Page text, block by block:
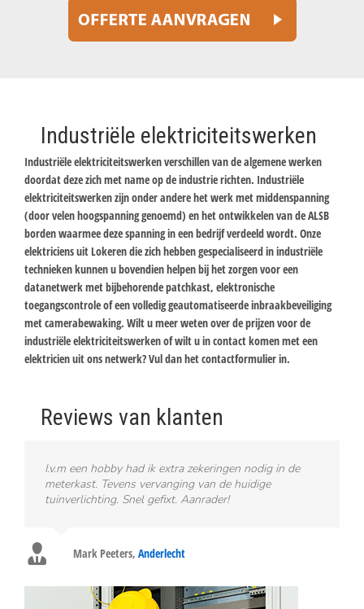
Industriële elektriciteitswerken
Industriële elektriciteitswerken verschillen van de algemene werken
doordat deze zich met name op de industrie richten. Industriële
elektriciteitswerken zijn onder andere het werk met middenspanning
(door velen hoogspanning genoemd) en het ontwikkelen van de ALSB
borden waarmee deze spanning in een bedrijf verdeeld wordt. Onze
elektriciens uit Lokeren die zich hebben gespecialiseerd in industriële
technieken kunnen u bovendien helpen bij het zorgen voor een
datanetwerk met bijbehorende patchkast, elektronische
toegangscontrole of een volledig geautomatiseerde inbraakbeveiliging
met camerabewaking. Wilt u meer weten over de prijzen voor de
industriële elektriciteitswerken of wilt u in contact komen met een
elektricien uit ons netwerk? Vul dan het contactformulier in.
Reviews van klanten
I.v.m een hobby had ik extra zekeringen nodig in de
meterkast. Tevens vervanging van de huidige
tuinverlichting. Snel gefixt. Aanrader!
Mark Peeters, Anderlecht